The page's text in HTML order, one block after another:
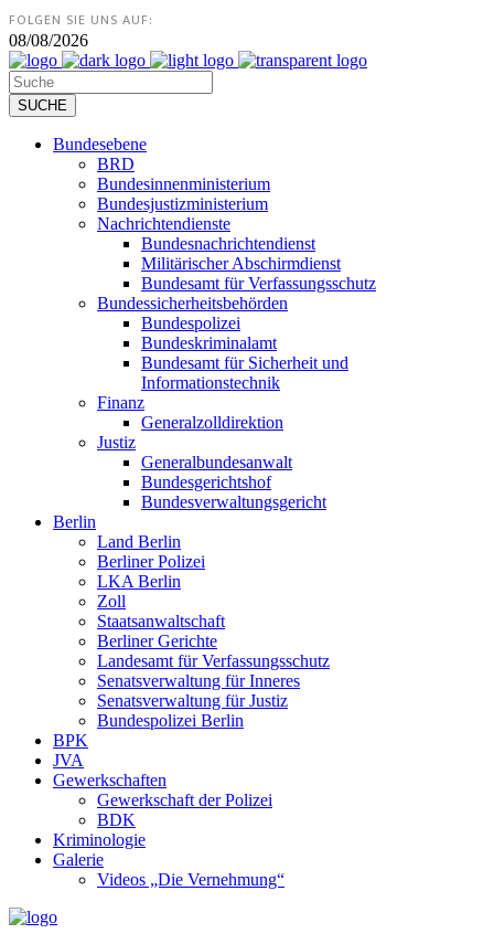
FOLGEN SIE UNS AUF:
08/08/2026
Bundesebene
BRD
Bundesinnenministerium
Bundesjustizministerium
Nachrichtendienste
Bundesnachrichtendienst
Militärischer Abschirmdienst
Bundesamt für Verfassungsschutz
Bundessicherheitsbehörden
Bundespolizei
Bundeskriminalamt
Bundesamt für Sicherheit und
Informationstechnik
Finanz
Generalzolldirektion
Justiz
Generalbundesanwalt
Bundesgerichtshof
Bundesverwaltungsgericht
Berlin
Land Berlin
Berliner Polizei
LKA Berlin
Zoll
Staatsanwaltschaft
Berliner Gerichte
Landesamt für Verfassungsschutz
Senatsverwaltung für Inneres
Senatsverwaltung für Justiz
Bundespolizei Berlin
BPK
JVA
Gewerkschaften
Gewerkschaft der Polizei
BDK
Kriminologie
Galerie
Videos „Die Vernehmung“